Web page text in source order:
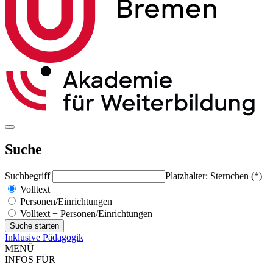
Suche
Suchbegriff
Platzhalter: Sternchen (*)
Volltext
Personen/Einrichtungen
Volltext + Personen/Einrichtungen
Inklusive Pädagogik
MENÜ
INFOS FÜR